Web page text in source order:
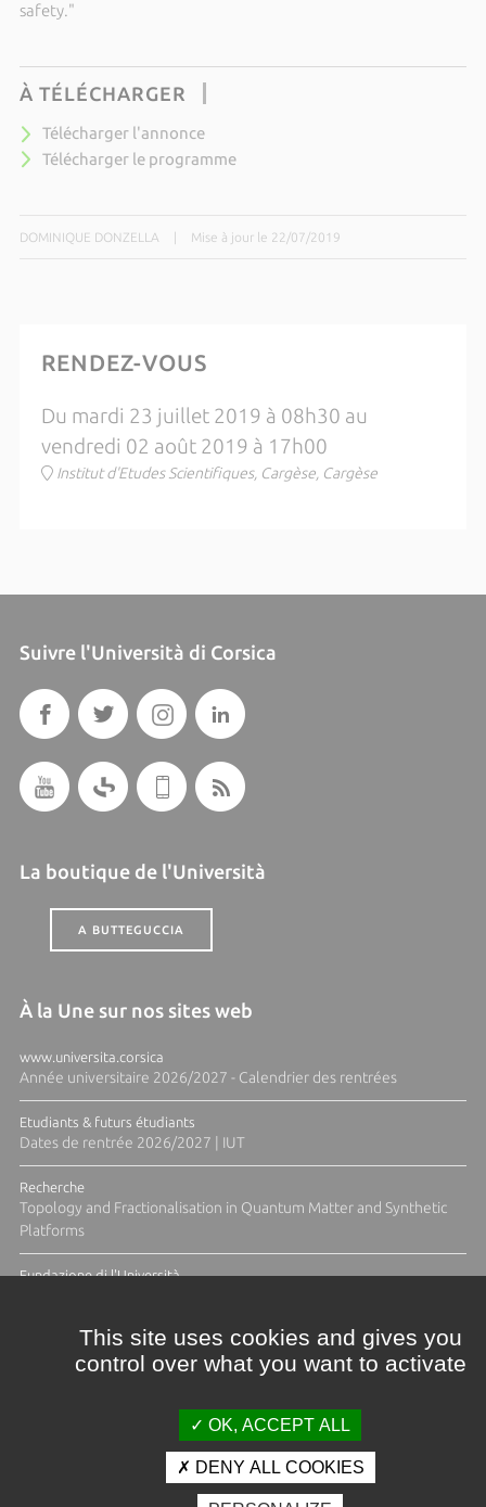
safety."
À TÉLÉCHARGER
Télécharger l'annonce
Télécharger le programme
DOMINIQUE DONZELLA Mise à jour le 22/07/2019
RENDEZ-VOUS
Du mardi 23 juillet 2019 à 08h30 au
vendredi 02 août 2019 à 17h00
Institut d'Etudes Scientifiques, Cargèse, Cargèse
Suivre l'Università di Corsica
La boutique de l'Università
A BUTTEGUCCIA
À la Une sur nos sites web
www.universita.corsica
Année universitaire 2026/2027 - Calendrier des rentrées
Etudiants & futurs étudiants
Dates de rentrée 2026/2027 | IUT
Recherche
Topology and Fractionalisation in Quantum Matter and Synthetic
Platforms
Fundazione di l'Università
Crédits et mentions légales
This site uses cookies and gives you
control over what you want to activate
OK, ACCEPT ALL
DENY ALL COOKIES